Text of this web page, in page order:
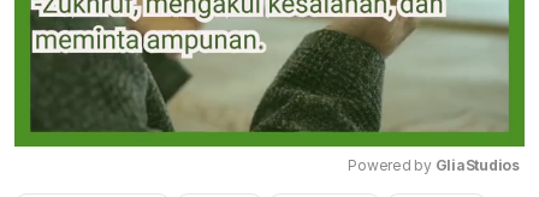
Powered by GliaStudios